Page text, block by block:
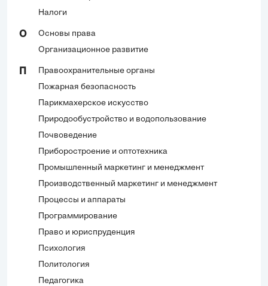
Налоги
О
Основы права
Организационное развитие
Правоохранительные органы
Пожарная безопасность
Парикмахерское искусство
Природообустройство и водопользование
Почвоведение
Приборостроение и оптотехника
Промышленный маркетинг и менеджмент
Производственный маркетинг и менеджмент
Процессы и аппараты
Программирование
Право и юриспруденция
Психология
Политология
Педагогика